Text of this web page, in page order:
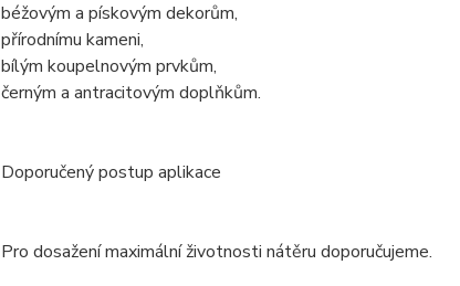
béžovým a pískovým dekorům,
přírodnímu kameni,
bílým koupelnovým prvkům,
černým a antracitovým doplňkům.
Doporučený postup aplikace
Pro dosažení maximální životnosti nátěru doporučujeme.